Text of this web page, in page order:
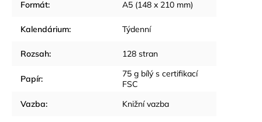
Formát: A5 (148 x 210 mm)
Kalendárium: Týdenní
Rozsah: 128 stran
Papír:
75 g bílý s certifikací
FSC
Vazba: Knižní vazba